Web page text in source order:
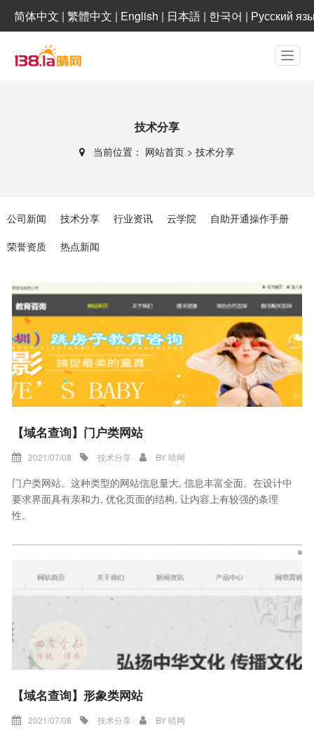
简体中文 | 繁體中文 | English | 日本語 | 한국어 | Русский
技术分享
当前位置： 网站首页 > 技术分享
公司新闻 技术分享 行业资讯 云学院
自助开通操作手册
荣誉资质
热点新闻
【域名查询】门户类网站
2021/07/08 技术分享 BY晴网
门户类网站。这种类型的网站信息量大, 信息丰富全面。在设计中
要求界面具有亲和力, 优化页面的结构, 让内容上有较强的条理
性。
【域名查询】形象类网站
2021/07/08 技术分享 BY晴网